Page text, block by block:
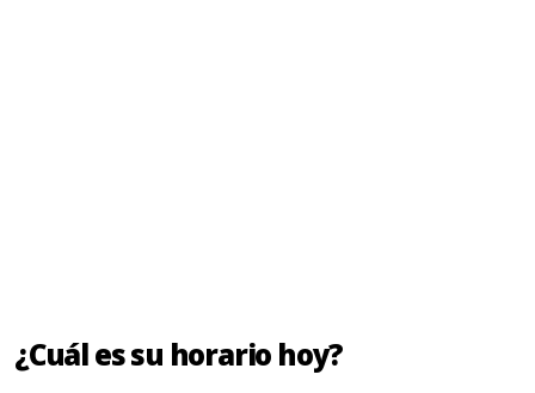
¿Cuál es su horario hoy?